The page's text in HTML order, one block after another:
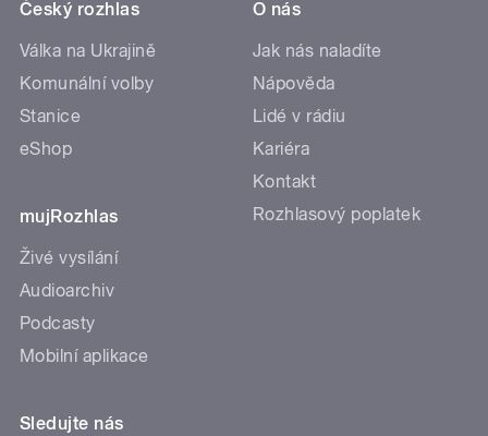
Český rozhlas
Válka na Ukrajině
Komunální volby
Stanice
eShop
mujRozhlas
Živé vysílání
Audioarchiv
Podcasty
Mobilní aplikace
O nás
Jak nás naladíte
Nápověda
Lidé v rádiu
Kariéra
Kontakt
Rozhlasový poplatek
Sledujte nás